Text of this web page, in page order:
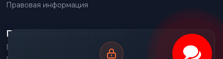
Правовая информация
Популярные категории
Весовое оборудование